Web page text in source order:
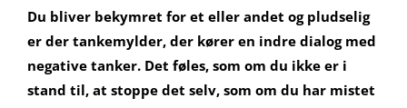
Du bliver bekymret for et eller andet og pludselig
er der tankemylder, der kører en indre dialog med
negative tanker. Det føles, som om du ikke er i
stand til, at stoppe det selv, som om du har mistet